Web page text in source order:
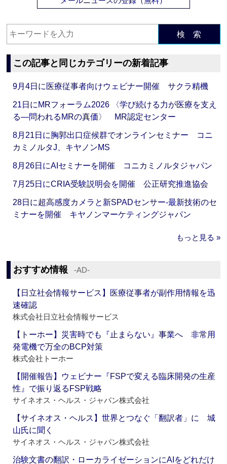
検 索
この記事と同じカテゴリーの新着記事
9月4日に医療従事者向けウェビナー開催 サクラ精機
21日にMRフォーラム2026 〈学び続ける力が医療を支え
る―問われるMRの真価〉 MR認定センター
8月21日に胸郭出口症候群でオンラインセミナー コニ
カミノルタJ、キヤノンMS
8月26日にAIセミナーを開催 コニカミノルタジャパン
7月25日にCRIA受験説明会を開催 公正研究推進協会
28日に超高感度カメラと新SPADセンサー‐最新技術のセ
ミナーを開催 キヤノンマーケティングジャパン
もっと見る »
おすすめ情報 ‐AD‐
【日立社会情報サービス】医療従事者が副作用情報を迅
速確認
株式会社日立社会情報サービス
【トーホー】災害時でも『止まらない』事業へ 非常用
発電機で万全のBCP対策
株式会社トーホー
【開催報告】ウェビナー『FSPで変える臨床開発の生産
性』で振り返るFSP戦略
サイネオス・ヘルス・ジャパン株式会社
【サイネオス・ヘルス】世界とつなぐ「翻訳者」に 城
山氏に聞く
サイネオス・ヘルス・ジャパン株式会社
治験文書の翻訳・ローカライゼーションにAIをどれだけ